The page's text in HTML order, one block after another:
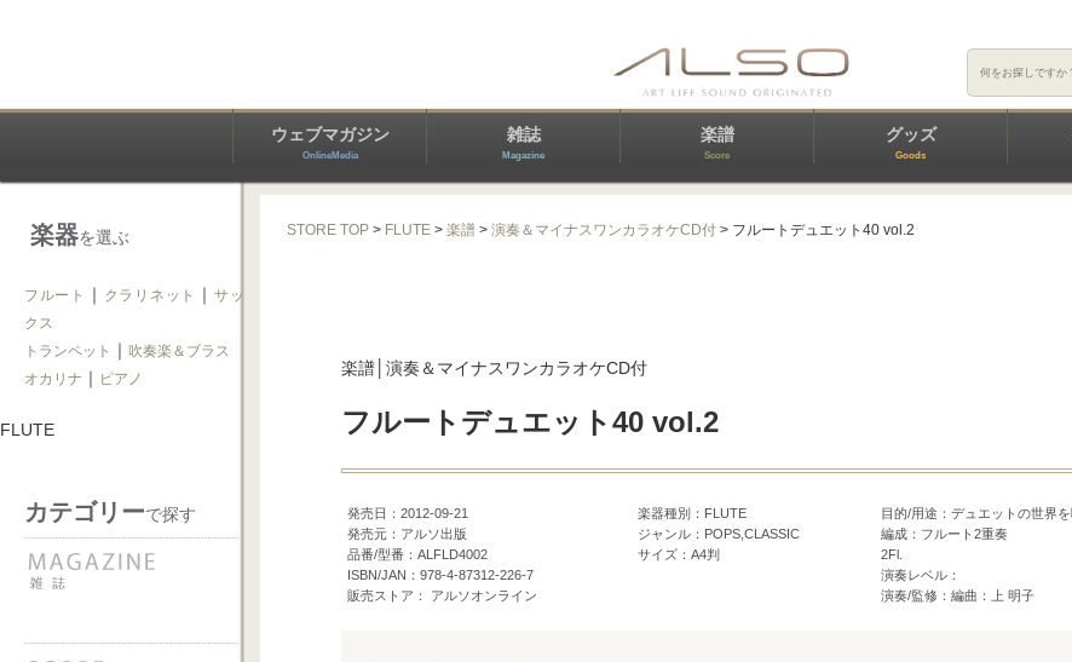
ウェブマガジン
OnlineMedia
雑誌
Magazine
楽譜
Score
グッズ
Goods
楽器を選ぶ
フルート ｜ クラリネット ｜ サッ
クス
トランペット
｜ 吹奏楽＆ブラス
オカリナ ｜ ピアノ
FLUTE
カテゴリーで探す
STORE TOP > FLUTE >楽譜 >演奏＆マイナスワンカラオケCD付 > フルートデュエット40 vol.2
楽譜│演奏＆マイナスワンカラオケCD付
フルートデュエット40 vol.2
発売日：2012-09-21
発売元：アルソ出版
品番/型番：ALFLD4002
ISBN/JAN：978-4-87312-226-7
販売ストア： アルソオンライン
楽器種別：FLUTE
ジャンル：POPS,CLASSIC
サイズ：A4判
目的/用途：デュエットの世界を
編成：フルート2重奏
2Fl.
演奏レベル：
演奏/監修：編曲：上 明子